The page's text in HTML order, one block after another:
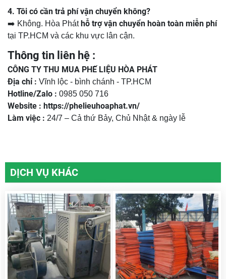
4. Tôi có cần trả phí vận chuyển không?
➡️ Không. Hòa Phát hỗ trợ vận chuyển hoàn toàn miễn phí
tại TP.HCM và các khu vực lân cận.
Thông tin liên hệ :
CÔNG TY THU MUA PHẾ LIỆU HÒA PHÁT
Địa chỉ : Vĩnh lộc - bình chánh - TP.HCM
Hotline/Zalo : 0985 050 716
Website : https://phelieuhoaphat.vn/
Làm việc : 24/7 – Cả thứ Bảy, Chủ Nhật & ngày lễ
DỊCH VỤ KHÁC